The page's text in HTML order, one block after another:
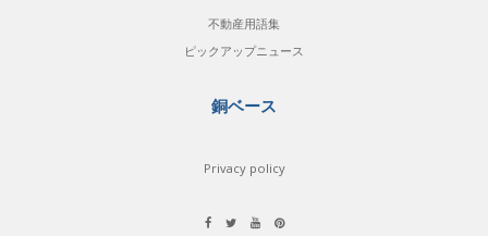
不動産用語集
ピックアップニュース
銅ベース
Privacy policy